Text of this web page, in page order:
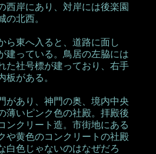
西岸にあり、対岸には後楽園
の北西。
ら東へ入ると、道路に面し
建っている。鳥居の左脇には
た社号標が建っており、右手
板がある。
があり、神門の奥、境内中央
薄いピンク色の社殿。拝殿後
ンクリート造。市街地にある
や黄色のコンクリートの社殿
白色じゃないのはなぜだろ